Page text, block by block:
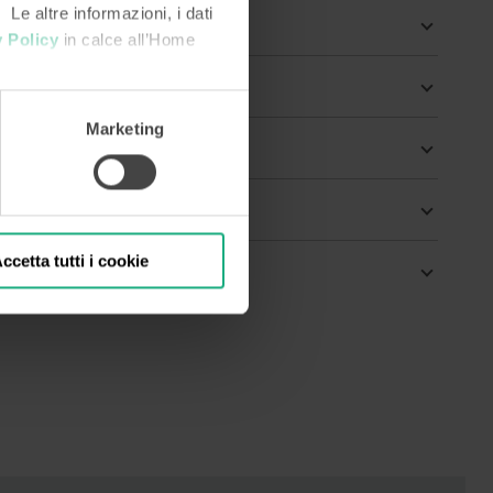
altre informazioni, i dati
Policy in calce all’Home
Marketing
tutti i cookie